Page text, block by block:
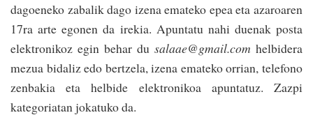
dagoeneko zabalik dago izena emateko epea eta azaroaren
17ra arte egonen da irekia. Apuntatu nahi duenak posta
elektronikoz egin behar du salaae@gmail.com helbidera
mezua bidaliz edo bertzela, izena emateko orrian, telefono
zenbakia eta helbide elektronikoa apun­tatuz. Zazpi
kategoriatan jokatuko da.